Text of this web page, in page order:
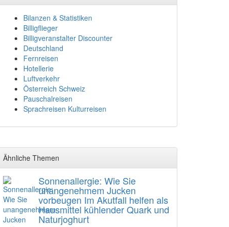
Bilanzen & Statistiken
Billigflieger
Billigveranstalter Discounter
Deutschland
Fernreisen
Hotellerie
Luftverkehr
Österreich Schweiz
Pauschalreisen
Sprachreisen Kulturreisen
Ähnliche Themen
Sonnenallergie: Wie Sie
unangenehmem Jucken
vorbeugen Im Akutfall helfen als
Hausmittel kühlender Quark und
Naturjoghurt